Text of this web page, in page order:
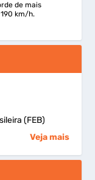
de mais
km/h.
(FEB)
Veja mais